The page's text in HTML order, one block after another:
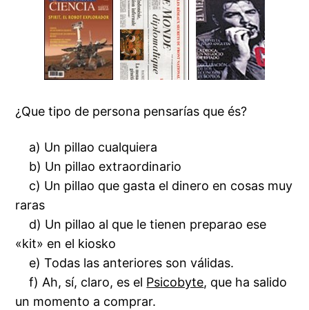
¿Que tipo de persona pensarías que és?
a) Un pillao cualquiera
b) Un pillao extraordinario
c) Un pillao que gasta el dinero en cosas muy
raras
d) Un pillao al que le tienen preparao ese
«kit» en el kiosko
e) Todas las anteriores son válidas.
f) Ah, sí, claro, es el Psicobyte, que ha salido
un momento a comprar.